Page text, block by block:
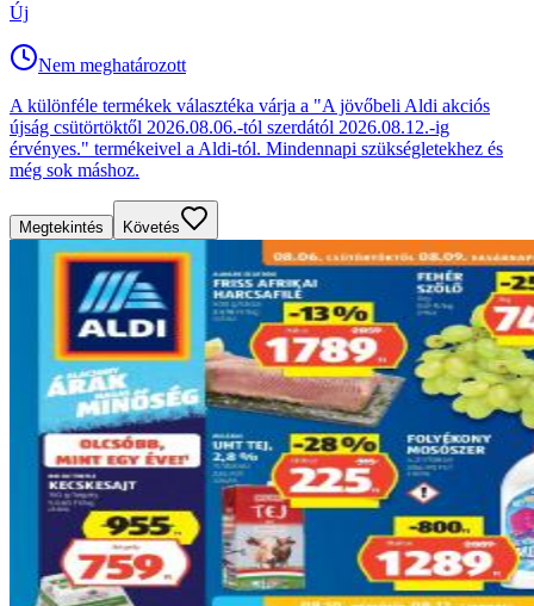
Új
Nem meghatározott
A különféle termékek választéka várja a "A jövőbeli Aldi akciós
újság csütörtöktől 2026.08.06.-tól szerdától 2026.08.12.-ig
érvényes." termékeivel a Aldi-tól. Mindennapi szükségletekhez és
még sok máshoz.
Megtekintés Követés